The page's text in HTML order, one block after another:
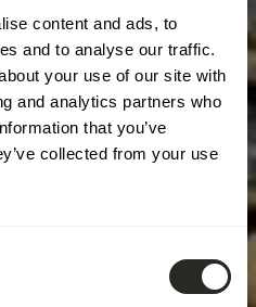
content and ads, to
and to analyse our traffic.
your use of our site with
and analytics partners who
that you’ve
collected from your use